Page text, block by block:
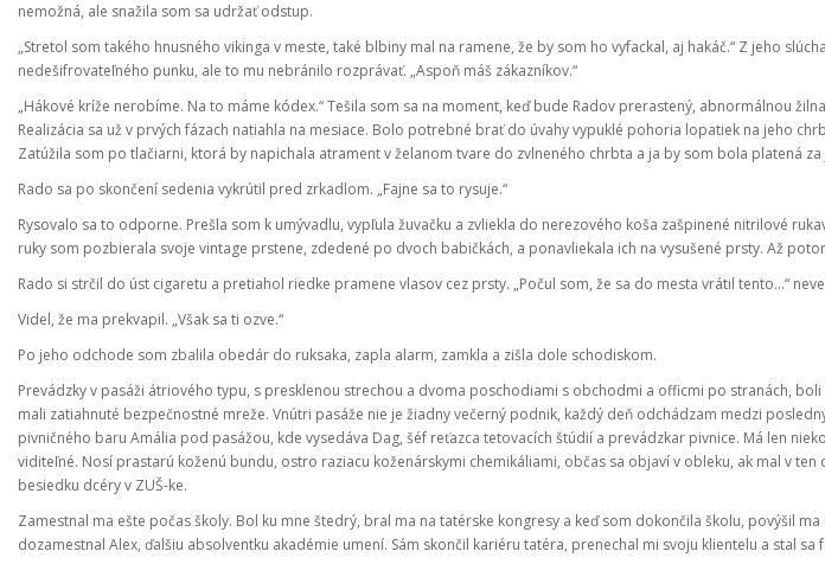
nemožná, ale snažila som sa udržať odstup.
„Stretol som takého hnusného vikinga v meste, také blbiny mal na ramene, že by som ho vyfackal, aj hakáč.“ Z jeho
nedešifrovateľného punku, ale to mu nebránilo rozprávať. „Aspoň máš zákazníkov.“
„Hákové kríže nerobíme. Na to máme kódex.“ Tešila som sa na moment, keď bude Radov prerastený, abnormálnou
Realizácia sa už v prvých fázach natiahla na mesiace. Bolo potrebné brať do úvahy vypuklé pohoria lopatiek na jeho
Zatúžila som po tlačiarni, ktorá by napichala atrament v želanom tvare do zvlneného chrbta a ja by som bola platená za
Rado sa po skončení sedenia vykrútil pred zrkadlom. „Fajne sa to rysuje.“
Rysovalo sa to odporne. Prešla som k umývadlu, vypľula žuvačku a zvliekla do nerezového koša zašpinené nitrilové
ruky som pozbierala svoje vintage prstene, zdedené po dvoch babičkách, a ponavliekala ich na vysušené prsty. Až
Rado si strčil do úst cigaretu a pretiahol riedke pramene vlasov cez prsty. „Počul som, že sa do mesta vrátil tento…“
Videl, že ma prekvapil. „Však sa ti ozve.“
Po jeho odchode som zbalila obedár do ruksaka, zapla alarm, zamkla a zišla dole schodiskom.
Prevádzky v pasáži átriového typu, s presklenou strechou a dvoma poschodiami s obchodmi a officmi po stranách,
mali zatiahnuté bezpečnostné mreže. Vnútri pasáže nie je žiadny večerný podnik, každý deň odchádzam medzi
pivničného baru Amália pod pasážou, kde vysedáva Dag, šéf reťazca tetovacích štúdií a prevádzkar pivnice. Má len
viditeľné. Nosí prastarú koženú bundu, ostro raziacu koženárskymi chemikáliami, občas sa objaví v obleku, ak mal v ten
besiedku dcéry v ZUŠ-ke.
Zamestnal ma ešte počas školy. Bol ku mne štedrý, bral ma na tatérske kongresy a keď som dokončila školu, povýšil
dozamestnal Alex, ďalšiu absolventku akadémie umení. Sám skončil kariéru tatéra, prenechal mi svoju klientelu a stal sa